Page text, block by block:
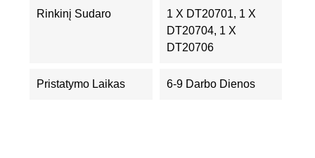
Rinkinį Sudaro
1 X DT20701, 1 X
DT20704, 1 X
DT20706
Pristatymo Laikas 6-9 Darbo Dienos